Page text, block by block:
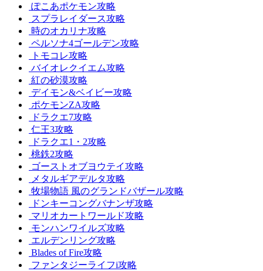
ぽこあポケモン攻略
スプラレイダース攻略
時のオカリナ攻略
ペルソナ4ゴールデン攻略
トモコレ攻略
バイオレクイエム攻略
紅の砂漠攻略
デイモン&ベイビー攻略
ポケモンZA攻略
ドラクエ7攻略
仁王3攻略
ドラクエ1・2攻略
桃鉄2攻略
ゴーストオブヨウテイ攻略
メタルギアデルタ攻略
牧場物語 風のグランドバザール攻略
ドンキーコングバナンザ攻略
マリオカートワールド攻略
モンハンワイルズ攻略
エルデンリング攻略
Blades of Fire攻略
ファンタジーライフi攻略